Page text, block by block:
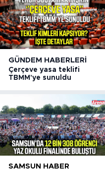
GÜNDEM HABERLERI
Çerçeve yasa teklifi
TBMM'ye sunuldu
SAMSUN HABER